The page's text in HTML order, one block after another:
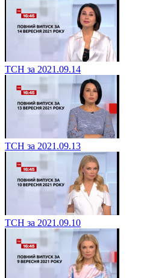
ТСН за 2021.09.14
ТСН за 2021.09.13
ТСН за 2021.09.10